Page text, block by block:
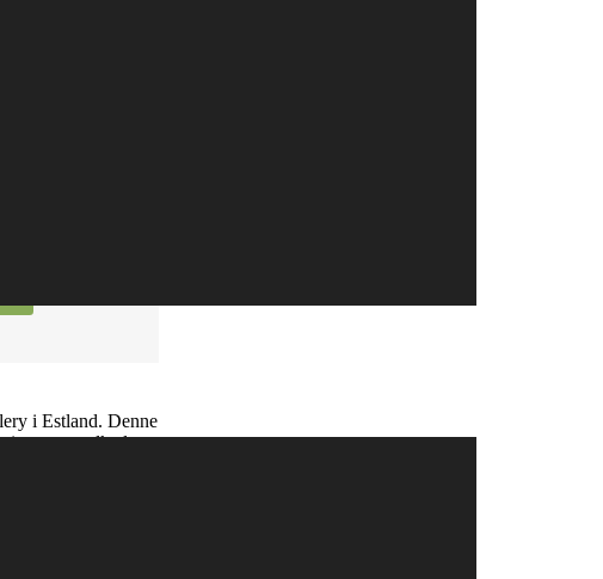
i Estland. Denne
i en ren vodka lavet
flaske at nyde